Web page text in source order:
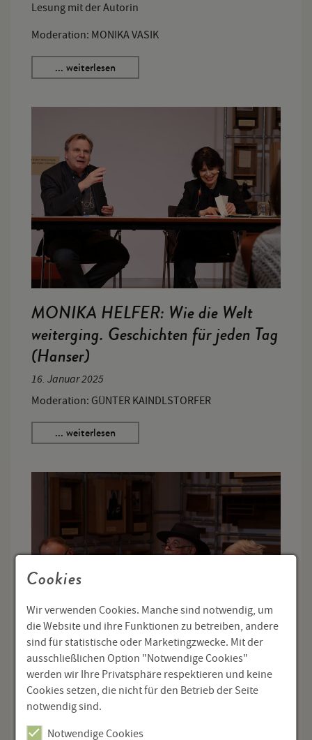
Lesung mit der Autorin
Moderation: MONIKA VASIK
... weiterlesen
MONIKA HELFER: Wie die Welt
weiterging. Geschichten für jeden Tag
(Hanser)
16. Januar 2025
Moderation: GÜNTER KAINDLSTORFER
... weiterlesen
MundArt Neu
13. Januar 2025
Die Gruppe „neue mundart“ stellt sich vor:
Cookies
Wir verwenden Cookies. Manche sind notwendig, um
die Website und ihre Funktionen zu betreiben, andere
sind für statistische oder Marketingzwecke. Mit der
ausschließlichen Option "Notwendige Cookies"
werden wir Ihre Privatsphäre respektieren und keine
Cookies setzen, die nicht für den Betrieb der Seite
notwendig sind.
Notwendige Cookies